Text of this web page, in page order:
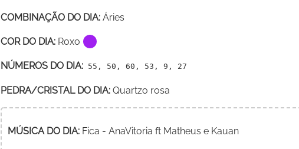
COMBINAÇÃO DO DIA: Áries
COR DO DIA: Roxo
NÚMEROS DO DIA: 55, 50, 60, 53, 9, 27
PEDRA/CRISTAL DO DIA: Quartzo rosa
MÚSICA DO DIA: Fica - AnaVitoria ft Matheus e Kauan